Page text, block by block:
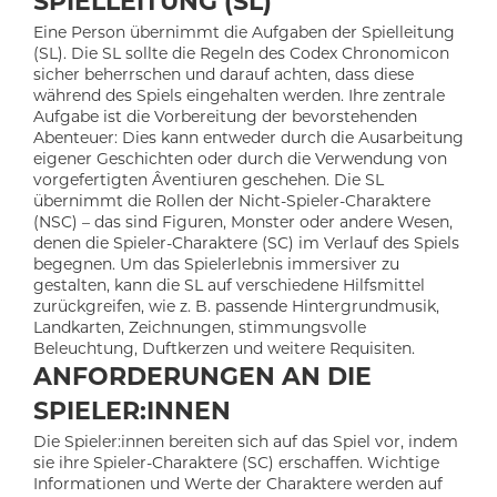
Eine Person übernimmt die Aufgaben der Spielleitung
(SL). Die SL sollte die Regeln des Codex Chronomicon
sicher beherrschen und darauf achten, dass diese
während des Spiels eingehalten werden. Ihre zentrale
Aufgabe ist die Vorbereitung der bevorstehenden
Abenteuer: Dies kann entweder durch die Ausarbeitung
eigener Geschichten oder durch die Verwendung von
vorgefertigten Âventiuren geschehen. Die SL
übernimmt die Rollen der Nicht-Spieler-Charaktere
(NSC) – das sind Figuren, Monster oder andere Wesen,
denen die Spieler-Charaktere (SC) im Verlauf des Spiels
begegnen. Um das Spielerlebnis immersiver zu
gestalten, kann die SL auf verschiedene Hilfsmittel
zurückgreifen, wie z. B. passende Hintergrundmusik,
Landkarten, Zeichnungen, stimmungsvolle
Beleuchtung, Duftkerzen und weitere Requisiten.
ANFORDERUNGEN AN DIE
SPIELER:INNEN
Die Spieler:innen bereiten sich auf das Spiel vor, indem
sie ihre Spieler-Charaktere (SC) erschaffen. Wichtige
Informationen und Werte der Charaktere werden auf